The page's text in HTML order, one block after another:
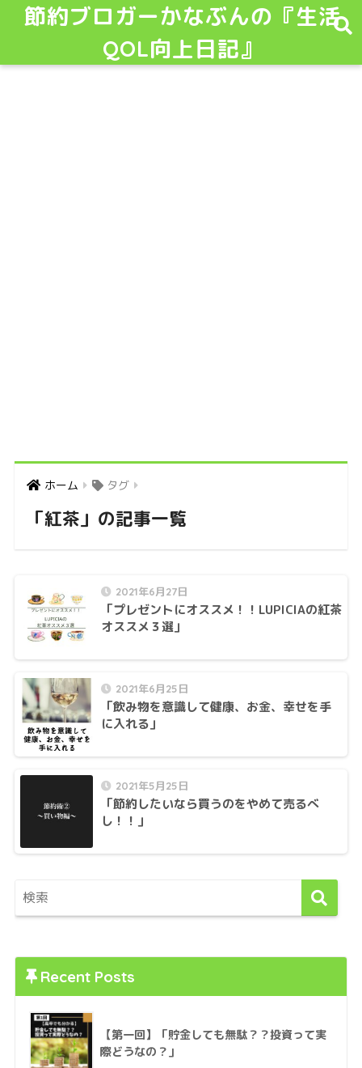
節約ブロガーかなぶんの『生活
QOL向上日記』
ホーム タグ
「紅茶」の記事一覧
2021年6月27日
「プレゼントにオススメ！！LUPICIAの紅茶
オススメ３選」
2021年6月25日
「飲み物を意識して健康、お金、幸せを手
に入れる」
2021年5月25日
「節約したいなら買うのをやめて売るべ
し！！」
Recent Posts
【第一回】「貯金しても無駄？？投資って実
際どうなの？」